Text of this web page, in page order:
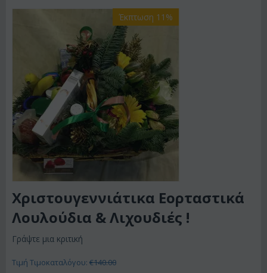
Έκπτωση 11%
Χριστουγεννιάτικα Εορταστικά
Λουλούδια & Λιχουδιές !
Γράψτε μια κριτική
Τιμή Τιμοκαταλόγου: €140.00